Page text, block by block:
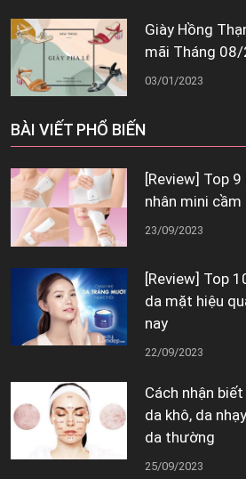
Giày Hồng
mãi Tháng
03/01/2023
BÀI VIẾT PHỔ BIẾN
[Review] Top
nhân mini
23/09/2023
[Review] Top
da mặt hiệu
nay
22/09/2023
Cách nhận
da khô, da
da thường
25/09/2023